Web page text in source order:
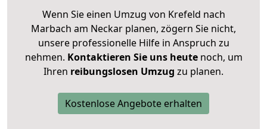
Wenn Sie einen Umzug von Krefeld nach
Marbach am Neckar planen, zögern Sie nicht,
unsere professionelle Hilfe in Anspruch zu
nehmen. Kontaktieren Sie uns heutenoch, um
Ihren reibungslosen Umzug zu planen.
Kostenlose Angebote erhalten